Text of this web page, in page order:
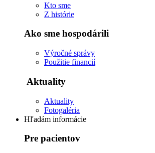
Kto sme
Z histórie
Ako sme hospodárili
Výročné správy
Použitie financií
Aktuality
Aktuality
Fotogaléria
Hľadám informácie
Pre pacientov